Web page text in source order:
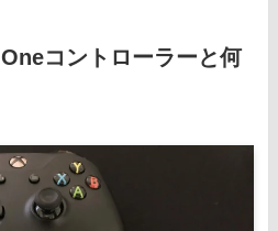
コントローラーと何